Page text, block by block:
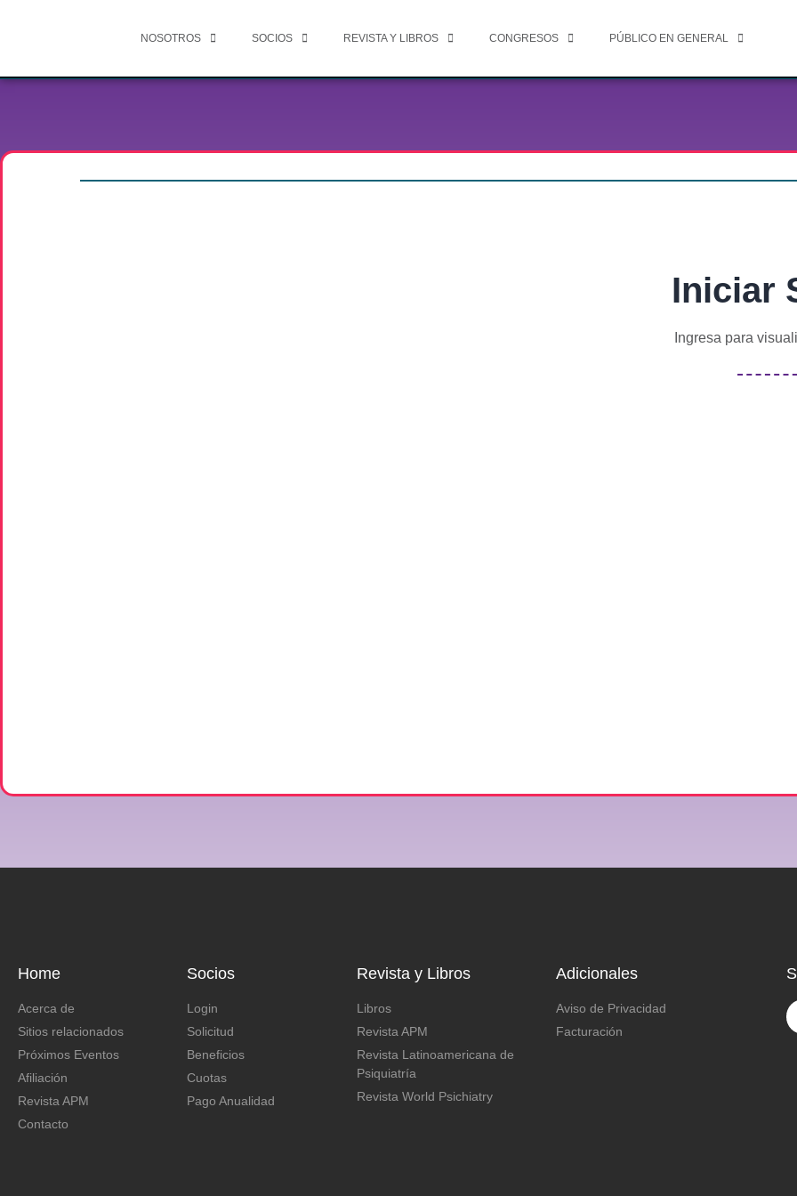
NOSOTROS SOCIOS REVISTA Y LIBROS CONGRESOS PÚBLICO EN GENERAL
Iniciar
Ingresa para
Home
Acerca de
Sitios relacionados
Próximos Eventos
Afiliación
Revista APM
Contacto
Socios
Login
Solicitud
Beneficios
Cuotas
Pago Anualidad
Revista y Libros
Libros
Revista APM
Revista Latinoamericana de
Psiquiatría
Revista World Psichiatry
Adicionales
Aviso de Privacidad
Facturación